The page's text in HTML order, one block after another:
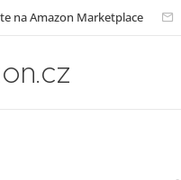
na Amazon Marketplace